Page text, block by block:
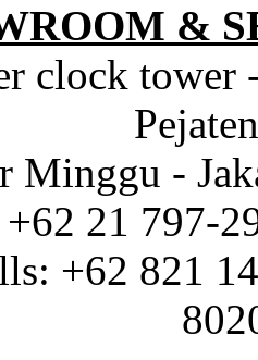
&
clock tower
Minggu -
21 797-
+62 821